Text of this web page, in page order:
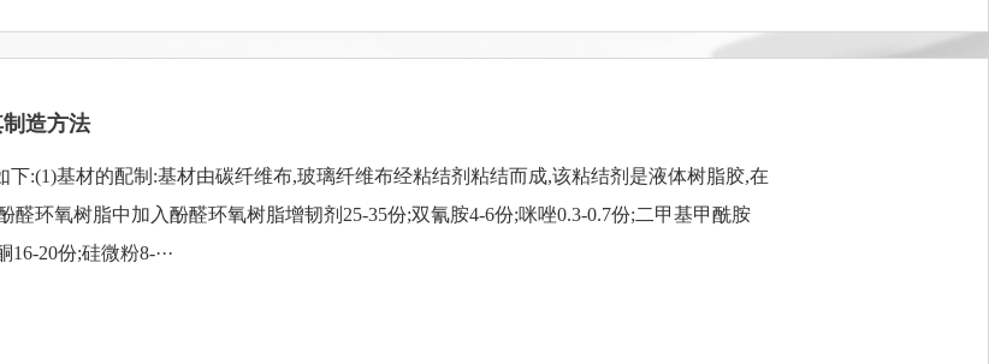
造方法
下:(1)基材的配制:基材由碳纤维布,玻璃纤维布经粘结剂粘结而成,该粘结剂是液体树脂胶,在
醛环氧树脂中加入酚醛环氧树脂增韧剂25-35份;双氰胺4-6份;咪唑0.3-0.7份;二甲基甲酰胺
20份;硅微粉8-···